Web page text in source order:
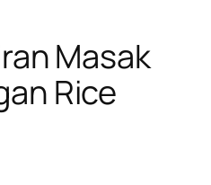
Masak
Rice